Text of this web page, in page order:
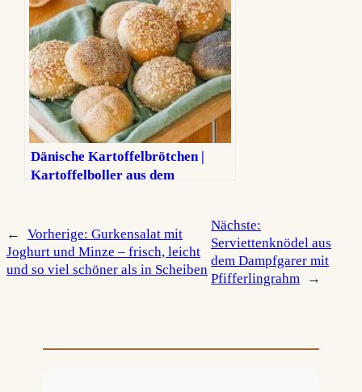
Dänische Kartoffelbrötchen |
Kartoffelboller aus dem
← Vorherige: Gurkensalat mit
Joghurt und Minze – frisch, leicht
und so viel schöner als in Scheiben
Nächste:
Serviettenknödel aus
dem Dampfgarer mit
Pfifferlingrahm
→